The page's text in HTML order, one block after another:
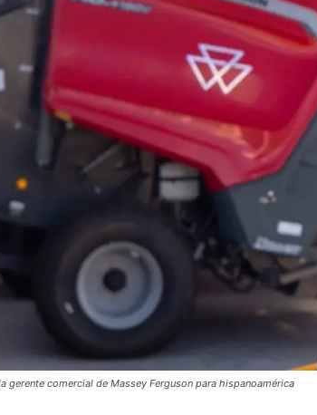
gerente comercial de Massey Ferguson para hispanoamérica